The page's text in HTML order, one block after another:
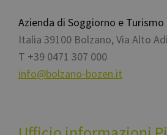
Azienda di Soggiorno e Turismo
Italia 39100 Bolzano, Via Alto
T +39 0471 307 000
info@bolzano-bozen.it